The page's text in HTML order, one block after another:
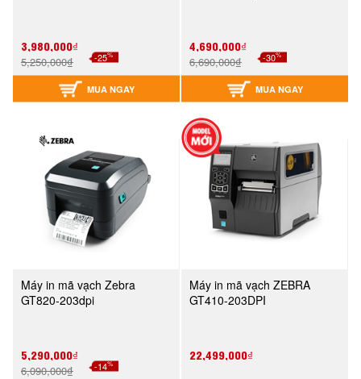
3,980,000₫
5,250,000₫ -25%
MUA NGAY
4,690,000₫
6,690,000₫ -30%
MUA NGAY
Máy in mã vạch Zebra
GT820-203dpi
5,290,000₫
6,090,000₫ -14%
Máy in mã vạch ZEBRA
GT410-203DPI
22,499,000₫